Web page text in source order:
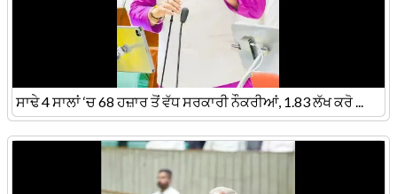
ਸਾਢੇ 4 ਸਾਲਾਂ ‘ਚ 68 ਹਜ਼ਾਰ ਤੋਂ ਵੱਧ ਸਰਕਾਰੀ ਨੌਕਰੀਆਂ, 1.83 ਲੱਖ ਕਰੋ ...